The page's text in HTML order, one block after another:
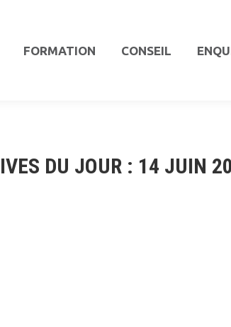
FORMATION CONSEIL
DU JOUR : 14 JUIN